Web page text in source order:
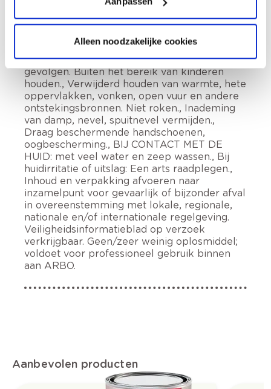
Alleen noodzakelijke cookies
Veroorzaakt huidirritatie., Kan een allergische
huidreactie veroorzaken., Veroorzaakt
ernstige oogirritatie., Giftig voor in het water
levende organismen, met langdurige
gevolgen. Buiten het bereik van kinderen
houden., Verwijderd houden van warmte, hete
oppervlakken, vonken, open vuur en andere
ontstekingsbronnen. Niet roken., Inademing
van damp, nevel, spuitnevel vermijden.,
Draag beschermende handschoenen,
oogbescherming., BIJ CONTACT MET DE
HUID: met veel water en zeep wassen., Bij
huidirritatie of uitslag: Een arts raadplegen.,
Inhoud en verpakking afvoeren naar
inzamelpunt voor gevaarlijk of bijzonder afval
in overeenstemming met lokale, regionale,
nationale en/of internationale regelgeving.
Veiligheidsinformatieblad op verzoek
verkrijgbaar. Geen/zeer weinig oplosmiddel;
voldoet voor professioneel gebruik binnen
aan ARBO.
Aanbevolen producten